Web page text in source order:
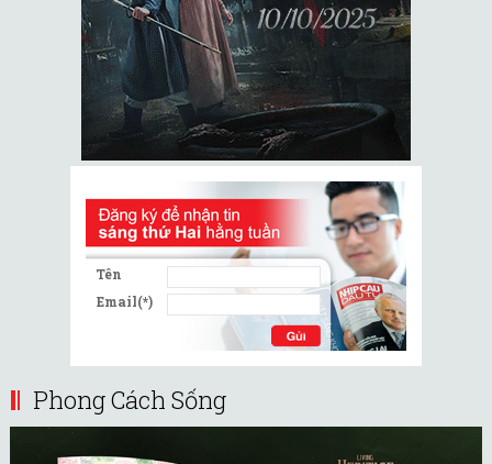
Tên
Email(*)
Phong Cách Sống